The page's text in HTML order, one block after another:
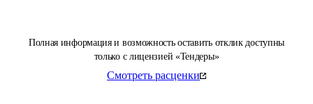
Полная информация и возможность оставить отклик доступны
только с лицензией «Тендеры»
Смотреть расценки